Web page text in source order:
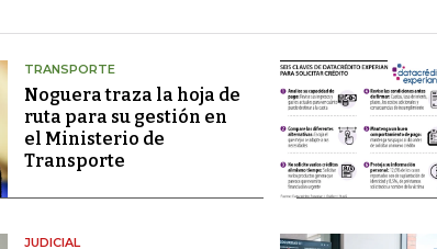
TRANSPORTE
Noguera traza la hoja de
ruta para su gestión en
el Ministerio de
Transporte
JUDICIAL